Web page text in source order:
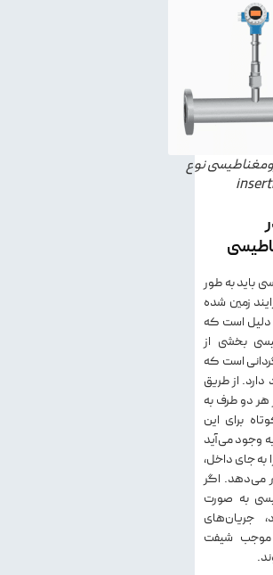
نوع
باید به طور
زمین شده
دلیل است که
بخشی از
است که
دارد. از طریق
هر دو طرف به
برای این
وجود می‌آید
به جای داخل،
می‌دهد. اگر
به صورت
جریان‌های
موجب شیفت